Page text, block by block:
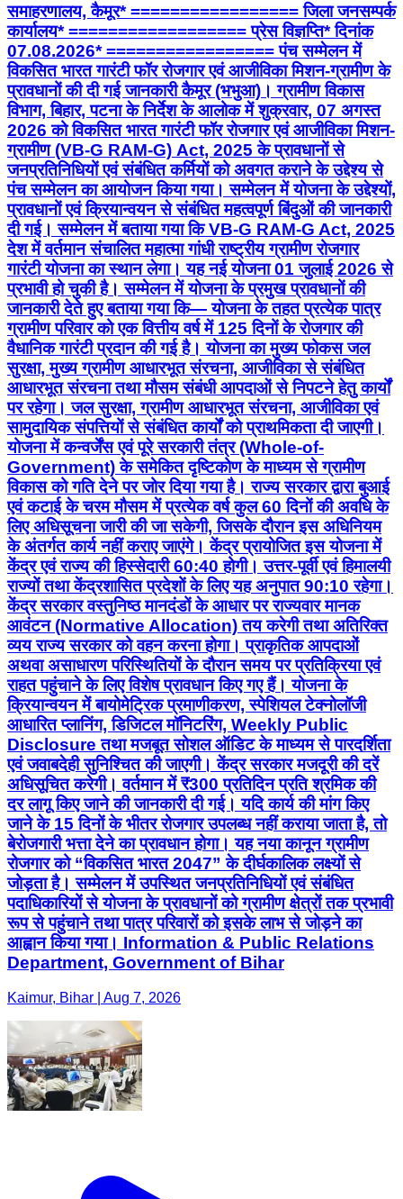
समाहरणालय, कैमूर* ================= जिला जनसम्पर्क
कार्यालय* ================== प्रेस विज्ञप्ति* दिनांक
07.08.2026* ================= पंच सम्मेलन में
विकसित भारत गारंटी फॉर रोजगार एवं आजीविका मिशन-ग्रामीण के
प्रावधानों की दी गई जानकारी कैमूर (भभुआ)। ग्रामीण विकास
विभाग, बिहार, पटना के निर्देश के आलोक में शुक्रवार, 07 अगस्त
2026 को विकसित भारत गारंटी फॉर रोजगार एवं आजीविका मिशन-
ग्रामीण (VB-G RAM-G) Act, 2025 के प्रावधानों से
जनप्रतिनिधियों एवं संबंधित कर्मियों को अवगत कराने के उद्देश्य से
पंच सम्मेलन का आयोजन किया गया। सम्मेलन में योजना के उद्देश्यों,
प्रावधानों एवं क्रियान्वयन से संबंधित महत्वपूर्ण बिंदुओं की जानकारी
दी गई। सम्मेलन में बताया गया कि VB-G RAM-G Act, 2025
देश में वर्तमान संचालित महात्मा गांधी राष्ट्रीय ग्रामीण रोजगार
गारंटी योजना का स्थान लेगा। यह नई योजना 01 जुलाई 2026 से
प्रभावी हो चुकी है। सम्मेलन में योजना के प्रमुख प्रावधानों की
जानकारी देते हुए बताया गया कि— योजना के तहत प्रत्येक पात्र
ग्रामीण परिवार को एक वित्तीय वर्ष में 125 दिनों के रोजगार की
वैधानिक गारंटी प्रदान की गई है। योजना का मुख्य फोकस जल
सुरक्षा, मुख्य ग्रामीण आधारभूत संरचना, आजीविका से संबंधित
आधारभूत संरचना तथा मौसम संबंधी आपदाओं से निपटने हेतु कार्यों
पर रहेगा। जल सुरक्षा, ग्रामीण आधारभूत संरचना, आजीविका एवं
सामुदायिक संपत्तियों से संबंधित कार्यों को प्राथमिकता दी जाएगी।
योजना में कन्वर्जेंस एवं पूरे सरकारी तंत्र (Whole-of-
Government) के समेकित दृष्टिकोण के माध्यम से ग्रामीण
विकास को गति देने पर जोर दिया गया है। राज्य सरकार द्वारा बुआई
एवं कटाई के चरम मौसम में प्रत्येक वर्ष कुल 60 दिनों की अवधि के
लिए अधिसूचना जारी की जा सकेगी, जिसके दौरान इस अधिनियम
के अंतर्गत कार्य नहीं कराए जाएंगे। केंद्र प्रायोजित इस योजना में
केंद्र एवं राज्य की हिस्सेदारी 60:40 होगी। उत्तर-पूर्वी एवं हिमालयी
राज्यों तथा केंद्रशासित प्रदेशों के लिए यह अनुपात 90:10 रहेगा।
केंद्र सरकार वस्तुनिष्ठ मानदंडों के आधार पर राज्यवार मानक
आवंटन (Normative Allocation) तय करेगी तथा अतिरिक्त
व्यय राज्य सरकार को वहन करना होगा। प्राकृतिक आपदाओं
अथवा असाधारण परिस्थितियों के दौरान समय पर प्रतिक्रिया एवं
राहत पहुंचाने के लिए विशेष प्रावधान किए गए हैं। योजना के
क्रियान्वयन में बायोमेट्रिक प्रमाणीकरण, स्पेशियल टेक्नोलॉजी
आधारित प्लानिंग, डिजिटल मॉनिटरिंग, Weekly Public
Disclosure तथा मजबूत सोशल ऑडिट के माध्यम से पारदर्शिता
एवं जवाबदेही सुनिश्चित की जाएगी। केंद्र सरकार मजदूरी की दरें
अधिसूचित करेगी। वर्तमान में ₹300 प्रतिदिन प्रति श्रमिक की
दर लागू किए जाने की जानकारी दी गई। यदि कार्य की मांग किए
जाने के 15 दिनों के भीतर रोजगार उपलब्ध नहीं कराया जाता है, तो
बेरोजगारी भत्ता देने का प्रावधान होगा। यह नया कानून ग्रामीण
रोजगार को “विकसित भारत 2047” के दीर्घकालिक लक्ष्यों से
जोड़ता है। सम्मेलन में उपस्थित जनप्रतिनिधियों एवं संबंधित
पदाधिकारियों से योजना के प्रावधानों को ग्रामीण क्षेत्रों तक प्रभावी
रूप से पहुंचाने तथा पात्र परिवारों को इसके लाभ से जोड़ने का
आह्वान किया गया। Information & Public Relations
Department, Government of Bihar
Kaimur, Bihar | Aug 7, 2026